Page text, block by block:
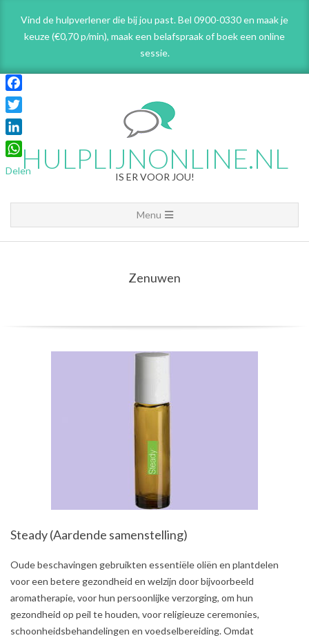
content
Vind de hulpverlener die bij jou past. Bel 0900-0330 en maak je
keuze (€0,70 p/min), maak een belafspraakof boek een online
sessie.
HULPLIJNONLINE.NL
IS ER VOOR JOU!
Navigation
Menu
Menu
Zenuwen
Steady (Aardende samenstelling)
2021-
Oude beschavingen gebruikten essentiële oliën en plantdelen
voor een betere gezondheid en welzijn door bijvoorbeeld
aromatherapie, voor hun persoonlijke verzorging, om hun
gezondheid op peil te houden, voor religieuze ceremonies,
schoonheidsbehandelingen en voedselbereiding. Omdat
Facebook
Twitter
LinkedIn
WhatsApp
Delen